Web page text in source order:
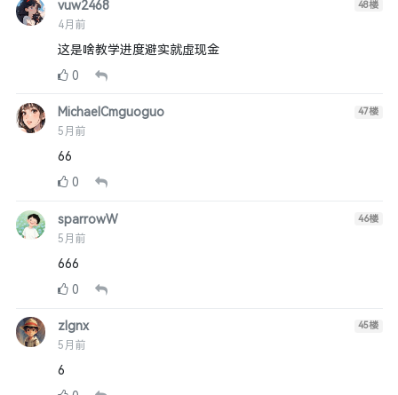
vuw2468
4月前
48楼
这是啥教学进度避实就虚现金
0
MichaelCmguoguo
5月前
47楼
66
0
sparrowW
5月前
46楼
666
0
zlgnx
5月前
45楼
6